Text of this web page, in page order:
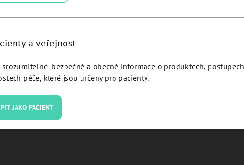
Plus - EVNCA20C:
Detail
3.5 JDEvolution Plus - EVCA1735C:
a veřejnost
srozumitelné, bezpečné a obecné informace o produktech, postupech
péče, které jsou určeny pro pacienty.
JAKO PACIENT